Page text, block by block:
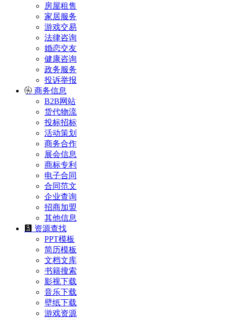
房屋租售
家居服务
游戏交易
法律咨询
婚恋交友
健康咨询
政务服务
投诉举报
商务信息
B2B网站
货代物流
投标招标
活动策划
商务合作
展会信息
商标专利
电子合同
合同范文
企业查询
招商加盟
其他信息
资源查找
PPT模板
简历模板
文档文库
书籍搜索
影视下载
音乐下载
壁纸下载
游戏资源